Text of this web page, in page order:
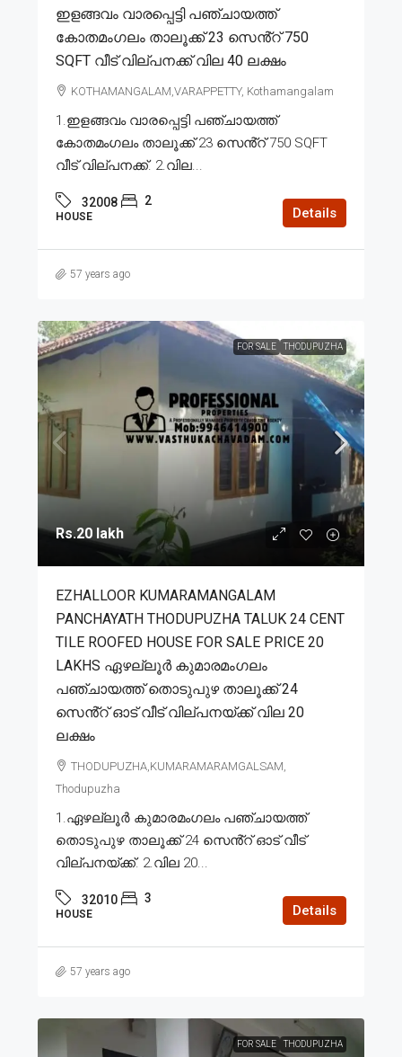
ഇളങ്ങവം വാരപ്പെട്ടി പഞ്ചായത്ത്
കോതമംഗലം താലൂക്ക് 23 സെൻ്റ് 750
SQFT വീട് വില്പനക്ക് വില 40 ലക്ഷം
KOTHAMANGALAM,VARAPPETTY, Kothamangalam
1.ഇളങ്ങവം വാരപ്പെട്ടി പഞ്ചായത്ത്
കോതമംഗലം താലൂക്ക് 23 സെൻ്റ് 750 SQFT
വീട് വില്പനക്ക്. 2.വില...
32008 2
HOUSE Details
57 years ago
FOR SALE THODUPUZHA
Rs.20 lakh
EZHALLOOR KUMARAMANGALAM
PANCHAYATH THODUPUZHA TALUK 24 CENT
TILE ROOFED HOUSE FOR SALE PRICE 20
LAKHS ഏഴല്ലൂർ കുമാരമംഗലം
പഞ്ചായത്ത് തൊടുപുഴ താലൂക്ക് 24
സെൻ്റ് ഓട് വീട് വില്പനയ്ക്ക് വില 20
ലക്ഷം
THODUPUZHA,KUMARAMARAMGALSAM,
Thodupuzha
1.ഏഴല്ലൂർ കുമാരമംഗലം പഞ്ചായത്ത്
തൊടുപുഴ താലൂക്ക് 24 സെൻ്റ് ഓട് വീട്
വില്പനയ്ക്ക്. 2.വില 20...
32010 3
HOUSE Details
57 years ago
FOR SALE THODUPUZHA